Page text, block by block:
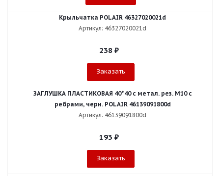
Крыльчатка POLAIR 46327020021d
Артикул: 46327020021d
238₽
Заказать
ЗАГЛУШКА ПЛАСТИКОВАЯ 40*40 с метал. рез. М10 с
ребрами, черн. POLAIR 46139091800d
Артикул: 46139091800d
193 ₽
Заказать